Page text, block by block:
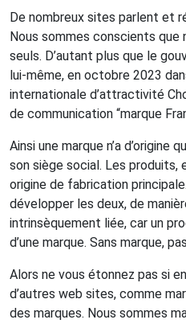
De nombreux sites parlent et
Nous sommes conscients que
seuls. D’autant plus que le
lui-même, en octobre 2023
internationale d’attractivité
de communication “marque
Ainsi une marque n’a d’origine
son siège social. Les produits,
origine de fabrication
développer les deux, de
intrinsèquement liée, car un
d’une marque. Sans marque,
Alors ne vous étonnez pas si
d’autres web sites, comme
des marques. Nous sommes